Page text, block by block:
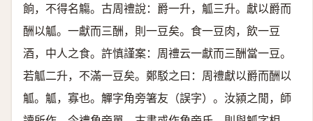
餉，不得名觴。古周禮說：爵一升，觚三升。獻以爵而
酬以觚。一獻而三酬，則一豆矣。食一豆肉，飲一豆
酒，中人之食。許慎謹案：周禮云一獻而三酬當一豆。
若觚二升，不滿一豆矣。鄭駁之曰：周禮獻以爵而酬以
觚。觚，寡也。觶字角旁箸友（誤字）。汝潁之閒，師